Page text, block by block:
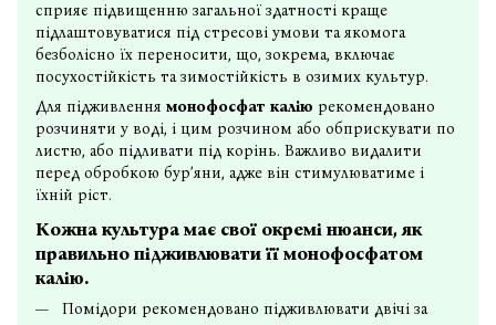
сприяє підвищенню загальної здатності краще
підлаштовуватися під стресові умови та якомога
безболісно їх переносити, що, зокрема, включає
посухостійкість та зимостійкість в озимих культур.
Для підживлення монофосфат калію рекомендовано
розчиняти у воді, і цим розчином або обприскувати по
листю, або підливати під корінь. Важливо видалити
перед обробкою бурʼяни, адже він стимулюватиме і
їхній ріст.
Кожна культура має свої окремі нюанси, як
правильно підживлювати її монофосфатом
калію.
Помідори рекомендовано підживлювати двічі за